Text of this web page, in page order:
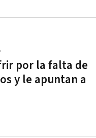
por la falta de
y le apuntan a